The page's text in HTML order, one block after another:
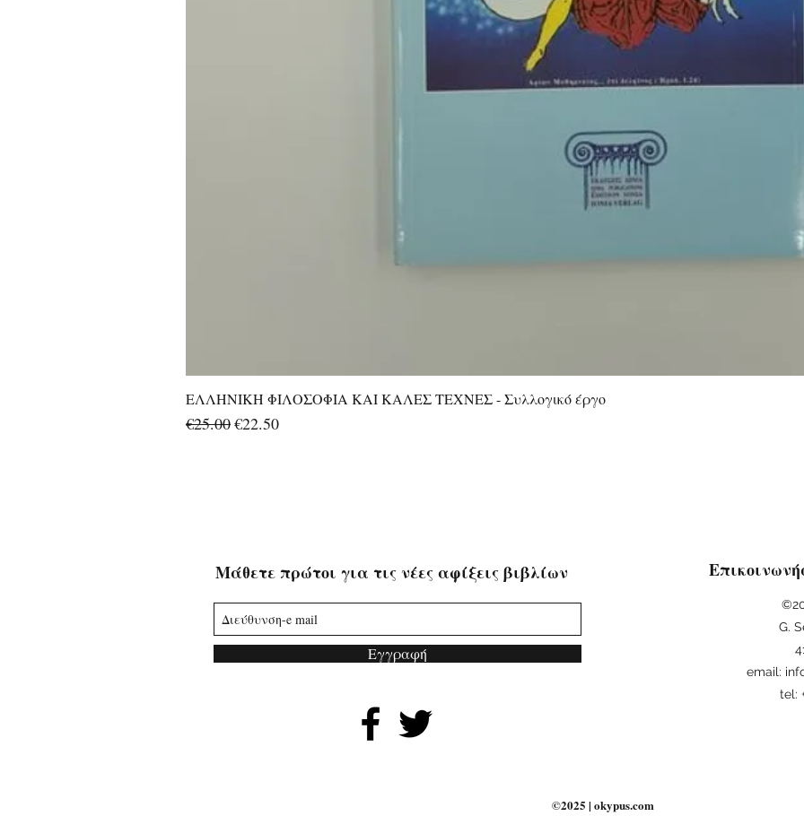
Quick View
ΕΛΛΗΝΙΚΗ ΦΙΛΟΣΟΦΙΑ ΚΑΙ ΚΑΛΕΣ ΤΕΧΝΕΣ - Συλλογικό έργο
Regular Price
€25.00Sale Price
€22.50
Μάθετε πρώτοι για τις νέες αφίξεις βιβλίων
Εγγραφή
G.
email:
tel:
©2025 | okypus.com